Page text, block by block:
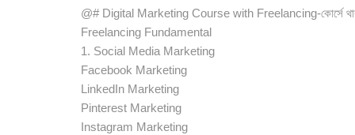
@# Digital Marketing Course with Freelancing-কোর্সে
Freelancing Fundamental
1. Social Media Marketing
Facebook Marketing
LinkedIn Marketing
Pinterest Marketing
Instagram Marketing